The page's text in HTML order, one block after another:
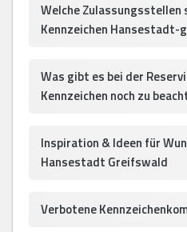
Welche Zulassungsstellen
Kennzeichen
Was gibt es bei der
Kennzeichen noch zu
Inspiration & Ideen für
Hansestadt Greifswald
Verbotene